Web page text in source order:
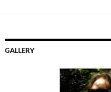
GALLERY